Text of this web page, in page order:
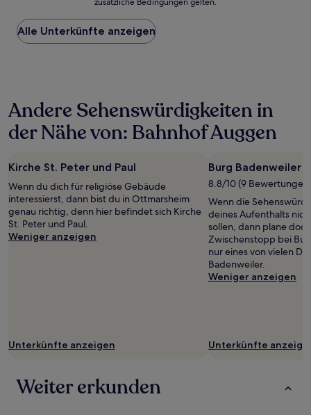
Preis
pro
Nacht,
24 Stunden
für
einen
1 Übernachtung
von
2 Erwachsenen
gefunden
wurde.
Preise
und
Bedingungen
Alle Unterkünfte anzeigen
Andere Sehenswürdigkeiten in
der Nähe von: Bahnhof Auggen
Kirche St. Peter und Paul
Wenn du dich für religiöse Gebäude
interessierst, dann bist du in Ottmarsheim
genau richtig, denn hier befindet sich Kirche
St. Peter und Paul.
Weniger anzeigen
Unterkünfte anzeigen
Burg Badenweiler
8.8/10 (9 Bewertungen)
Wenn die
deines Aufenthalts
sollen, dann plane
Zwischenstopp bei
nur eines von vielen
Badenweiler.
Weniger anzeigen
Unterkünfte
Weiter erkunden